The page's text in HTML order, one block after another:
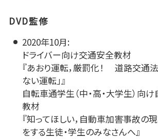
DVD監修
2020年10月:
ドライバー向け交通安全教材
『あおり運転，厳罰化！ 道路交通
ない運転」』
自転車通学生（中・高・大学生）向
教材
『知ってほしい，自動車加害事故
をする生徒・学生のみなさんへ』